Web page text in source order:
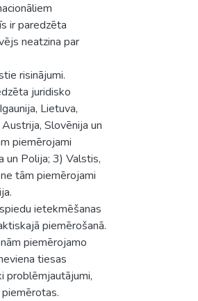
ir paredzēta
neatzina par
risinājumi.
juridisko
Lietuva,
Slovēnija un
piemērojami
un Polija; 3) Valstis,
tām piemērojami
ietekmēšanas
piemērošanā.
piemērojamo
tiesas
problēmjautājumi,